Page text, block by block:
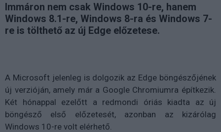
Immáron nem csak Windows 10-re, hanem
Windows 8.1-re, Windows 8-ra és Windows 7-
re is tölthető az új Edge előzetese.
A Microsoft jelenleg is dolgozik az Edge böngészőjének
új verzióján, amely már a Google Chromiumra építkezik.
Két hónappal ezelőtt a redmondi óriás kiadta az új
böngésző első előzetesét, azonban az kizárólag
Windows 10-re volt elérhető.